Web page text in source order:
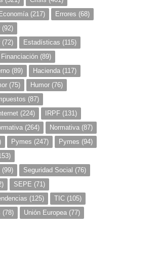
(217) Errores (68)
(92)
(72) Estadísticas (115)
Financiación (89)
(89) Hacienda (117)
(75) Humor (76)
(87)
(224) IRPF (131)
(264) Normativa (87)
Pymes (247) Pymes (94)
(99) Seguridad Social (76)
SEPE (71)
(125) TIC (105)
(78) Unión Europea (77)